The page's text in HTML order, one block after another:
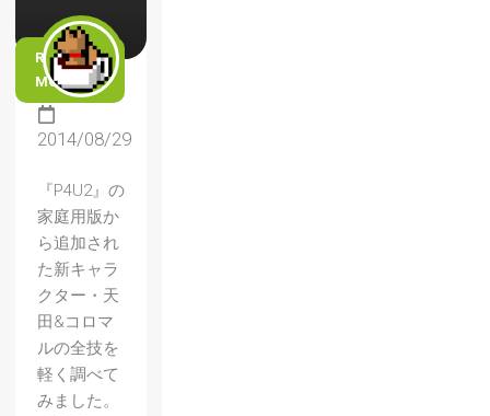
READ
MORE
2014/08/29
『P4U2』の
家庭用版か
ら追加され
た新キャラ
クター・天
田&コロマ
ルの全技を
軽く調べて
みました。